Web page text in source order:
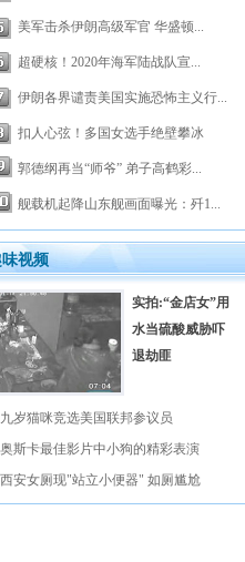
美军击杀伊朗高级军官 华盛顿...
超硬核！2020年海军陆战队宣...
伊朗各界谴责美国实施恐怖主义行...
扣人心弦！多国女选手绝壁攀冰
郭德纲再当“师爷” 弟子高鹤彩...
舰载机起降山东舰画面曝光：歼1...
视频
实拍:“金店女”用
水当硫酸威胁吓
退劫匪
九岁猫咪竞选美国联邦参议员
奥斯卡最佳影片中小狗的精彩表演
西安女厕现"站立小便器" 如厕尴尬